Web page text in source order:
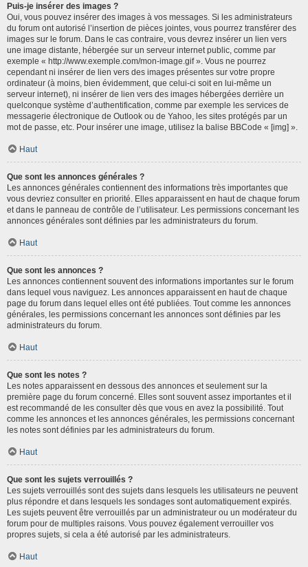
Puis-je insérer des images ?
Oui, vous pouvez insérer des images à vos messages. Si les administrateurs
du forum ont autorisé l’insertion de pièces jointes, vous pourrez transférer des
images sur le forum. Dans le cas contraire, vous devrez insérer un lien vers
une image distante, hébergée sur un serveur internet public, comme par
exemple « http://www.exemple.com/mon-image.gif ». Vous ne pourrez
cependant ni insérer de lien vers des images présentes sur votre propre
ordinateur (à moins, bien évidemment, que celui-ci soit en lui-même un
serveur internet), ni insérer de lien vers des images hébergées derrière un
quelconque système d’authentification, comme par exemple les services de
messagerie électronique de Outlook ou de Yahoo, les sites protégés par un
mot de passe, etc. Pour insérer une image, utilisez la balise BBCode « [img] ».
Haut
Que sont les annonces générales ?
Les annonces générales contiennent des informations très importantes que
vous devriez consulter en priorité. Elles apparaissent en haut de chaque forum
et dans le panneau de contrôle de l’utilisateur. Les permissions concernant les
annonces générales sont définies par les administrateurs du forum.
Haut
Que sont les annonces ?
Les annonces contiennent souvent des informations importantes sur le forum
dans lequel vous naviguez. Les annonces apparaissent en haut de chaque
page du forum dans lequel elles ont été publiées. Tout comme les annonces
générales, les permissions concernant les annonces sont définies par les
administrateurs du forum.
Haut
Que sont les notes ?
Les notes apparaissent en dessous des annonces et seulement sur la
première page du forum concerné. Elles sont souvent assez importantes et il
est recommandé de les consulter dès que vous en avez la possibilité. Tout
comme les annonces et les annonces générales, les permissions concernant
les notes sont définies par les administrateurs du forum.
Haut
Que sont les sujets verrouillés ?
Les sujets verrouillés sont des sujets dans lesquels les utilisateurs ne peuvent
plus répondre et dans lesquels les sondages sont automatiquement expirés.
Les sujets peuvent être verrouillés par un administrateur ou un modérateur du
forum pour de multiples raisons. Vous pouvez également verrouiller vos
propres sujets, si cela a été autorisé par les administrateurs.
Haut